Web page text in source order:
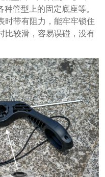
管型上的固定底座等。
时带有阻力，能牢牢锁住
比较滑，容易误碰，没有